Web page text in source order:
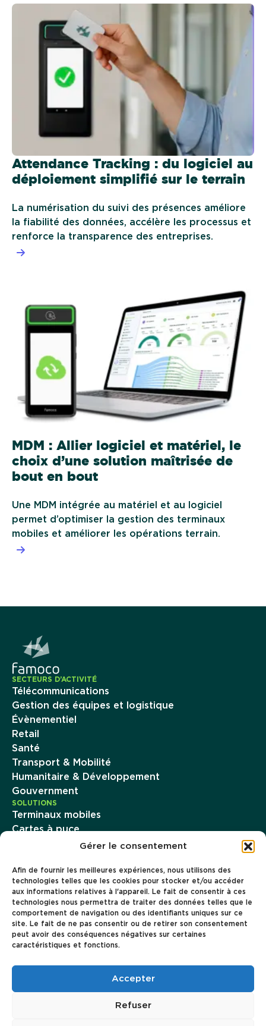
Gérer le consentement
Afin de fournir les meilleures expériences, nous utilisons des
technologies telles que les cookies pour stocker et/ou accéder
aux informations relatives à l'appareil. Le fait de consentir à ces
technologies nous permettra de traiter des données telles que le
comportement de navigation ou des identifiants uniques sur ce
site. Le fait de ne pas consentir ou de retirer son consentement
peut avoir des conséquences négatives sur certaines
caractéristiques et fonctions.
Accepter
Refuser
Attendance Tracking : du logiciel au
déploiement simplifié sur le terrain
La numérisation du suivi des présences améliore
la fiabilité des données, accélère les processus et
renforce la transparence des entreprises.
MDM : Allier logiciel et matériel, le
choix d’une solution maîtrisée de
bout en bout
Une MDM intégrée au matériel et au logiciel
permet d’optimiser la gestion des terminaux
mobiles et améliorer les opérations terrain.
SECTEURS D’ACTIVITÉ
Télécommunications
Gestion des équipes et logistique
Évènementiel
Retail
Santé
Transport & Mobilité
Humanitaire & Développement
Gouvernment
SOLUTIONS
Terminaux mobiles
Cartes à puce
Imprimantes d’émission instantanée
Famoco OS
Paiement
Connectivité
ENTREPRISE
À propos
Carrière
Cas clients